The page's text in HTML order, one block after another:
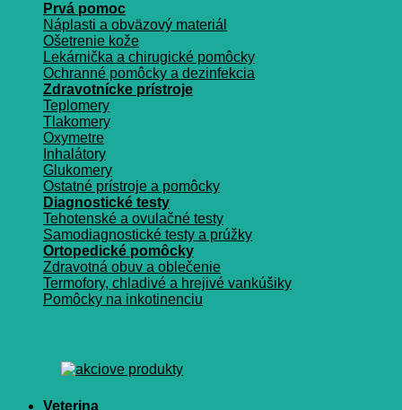
Prvá pomoc
Náplasti a obväzový materiál
Ošetrenie kože
Lekárnička a chirugické pomôcky
Ochranné pomôcky a dezinfekcia
Zdravotnícke prístroje
Teplomery
Tlakomery
Oxymetre
Inhalátory
Glukomery
Ostatné prístroje a pomôcky
Diagnostické testy
Tehotenské a ovulačné testy
Samodiagnostické testy a prúžky
Ortopedické pomôcky
Zdravotná obuv a oblečenie
Termofory, chladivé a hrejivé vankúšiky
Pomôcky na inkotinenciu
Veterina